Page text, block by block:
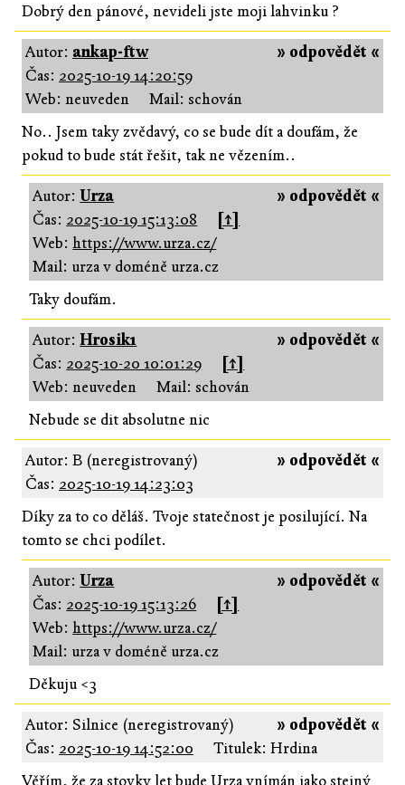
Dobrý den pánové, nevideli jste moji lahvinku ?
» odpovědět «
Autor: ankap-ftw
Čas: 2025-10-19 14:20:59
Web: neuveden
Mail: schován
No.. Jsem taky zvědavý, co se bude dít a doufám, že
pokud to bude stát řešit, tak ne vězením..
» odpovědět «
Autor:Urza
Čas: 2025-10-19 15:13:08
[↑]
Web:https://www.urza.cz/
Mail: urza v doméně urza.cz
Taky doufám.
» odpovědět «
Autor:Hrosik1
Čas: 2025-10-20 10:01:29
[↑]
Web: neuveden
Mail: schován
Nebude se dit absolutne nic
» odpovědět «
Autor: B (neregistrovaný)
Čas: 2025-10-19 14:23:03
Díky za to co děláš. Tvoje statečnost je posilující. Na
tomto se chci podílet.
» odpovědět «
Autor:Urza
Čas: 2025-10-19 15:13:26
[↑]
Web:https://www.urza.cz/
Mail: urza v doméně urza.cz
Děkuju <3
» odpovědět «
Autor: Silnice (neregistrovaný)
Čas: 2025-10-19 14:52:00
Titulek: Hrdina
Věřím, že za stovky let bude Urza vnímán jako stejný